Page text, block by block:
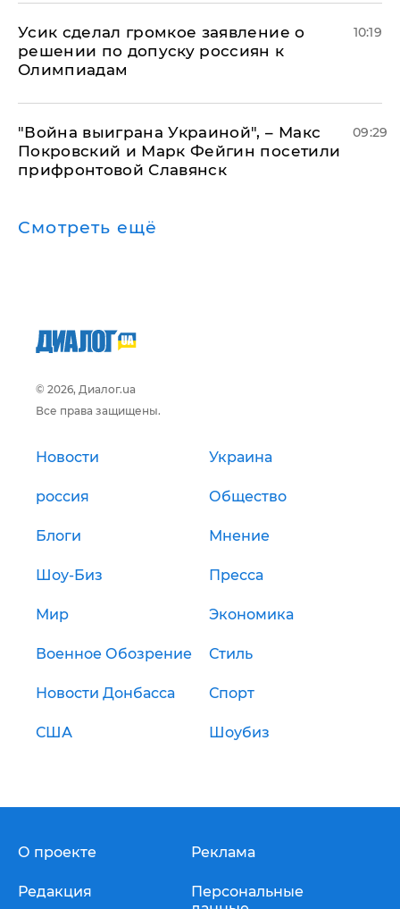
Усик сделал громкое заявление о
решении по допуску россиян к
Олимпиадам
10:19
"Война выиграна Украиной", – Макс
Покровский и Марк Фейгин посетили
прифронтовой Славянск
09:29
Смотреть ещё
© 2026, Диалог.ua
Все права защищены.
Новости Украина
россия Общество
Блоги Мнение
Шоу-Биз Пресса
Мир Экономика
Военное Обозрение Стиль
Новости Донбасса Спорт
США Шоубиз
О проекте
Редакция
Реклама
Персональные